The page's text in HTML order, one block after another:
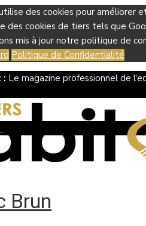
des cookies pour améliorer
des cookies de tiers tels que
mis à jour notre politique de
Politique de Confidentialité
: Le magazine professionnel de
Brun